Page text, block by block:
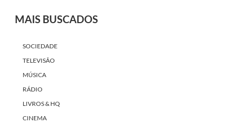
MAIS BUSCADOS
SOCIEDADE
TELEVISÃO
MÚSICA
RÁDIO
LIVROS & HQ
CINEMA